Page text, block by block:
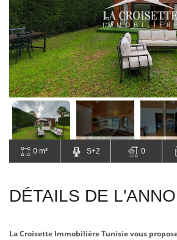
0 m² S+2 0
DÉTAILS DE
La Croisette Immobilière Tunisie vous